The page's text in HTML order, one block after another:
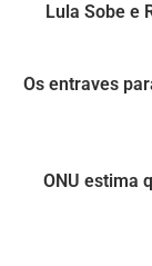
Lula Sobe e
Os entraves
ONU estima